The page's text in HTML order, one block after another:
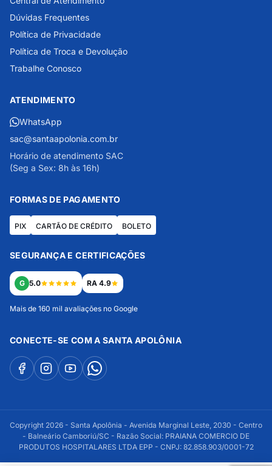
Dúvidas Frequentes
Política de Privacidade
Política de Troca e Devolução
Trabalhe Conosco
ATENDIMENTO
WhatsApp
sac@santaapolonia.com.br
Horário de atendimento SAC
(Seg a Sex: 8h às 16h)
FORMAS DE PAGAMENTO
PIX CARTÃO DE CRÉDITO BOLETO
SEGURANÇA E CERTIFICAÇÕES
G 5.0 RA 4.9
Mais de 160 mil avaliações no Google
CONECTE-SE COM A SANTA APOLÔNIA
Copyright 2026 - Santa Apolônia - Avenida Marginal Leste, 2030 - Centro
- Balneário Camboriú/SC - Razão Social: PRAIANA COMERCIO DE
PRODUTOS HOSPITALARES LTDA EPP - CNPJ: 82.858.903/0001-72